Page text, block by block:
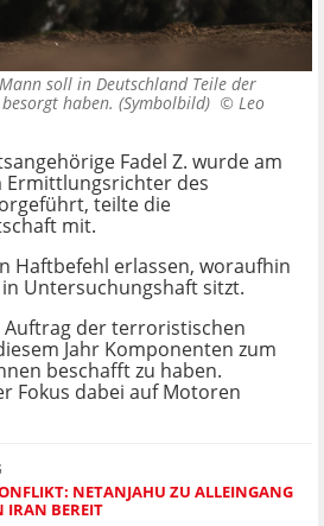
soll in Deutschland Teile der
haben. (Symbolbild) © Leo
Fadel Z. wurde am
Ermittlungsrichter des
teilte die
mit.
Haftbefehl erlassen, woraufhin
Untersuchungshaft sitzt.
der terroristischen
Jahr Komponenten zum
beschafft zu haben.
Fokus dabei auf Motoren
NETANJAHU ZU ALLEINGANG
IRAN BEREIT